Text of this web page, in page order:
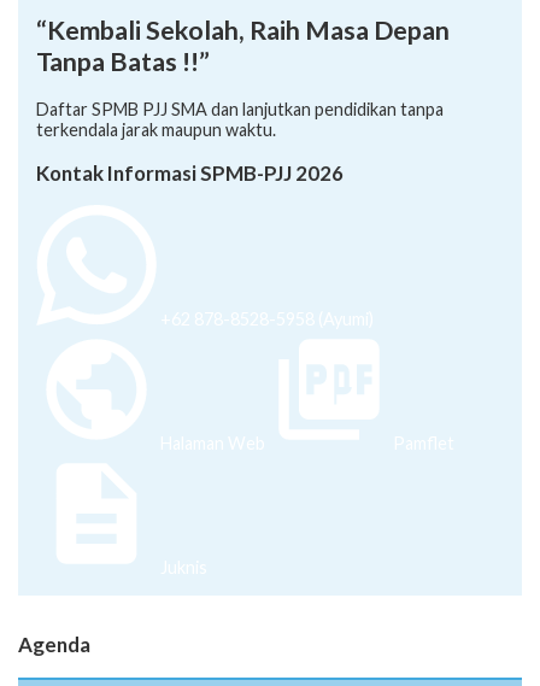
“Kembali Sekolah, Raih Masa Depan
Tanpa Batas !!”
Daftar SPMB PJJ SMA dan lanjutkan pendidikan tanpa
terkendala jarak maupun waktu.
Kontak Informasi SPMB-PJJ 2026
+62 878-8528-5958 (Ayumi)
Halaman Web Pamflet
Juknis
Agenda